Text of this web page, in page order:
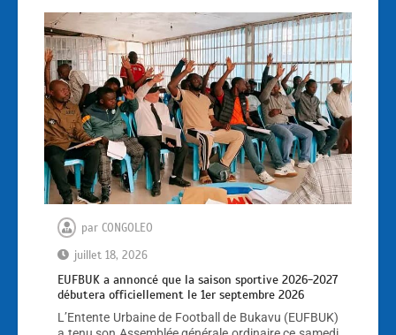
par CONGOLEO
juillet 18, 2026
EUFBUK a annoncé que la saison sportive 2026-2027
débutera officiellement le 1er septembre 2026
L’Entente Urbaine de Football de Bukavu (EUFBUK)